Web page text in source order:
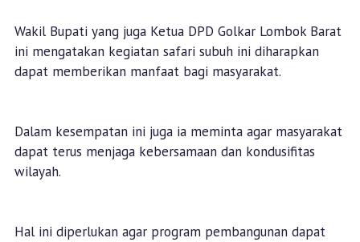
Wakil Bupati yang juga Ketua DPD Golkar Lombok Barat
ini mengatakan kegiatan safari subuh ini diharapkan
dapat memberikan manfaat bagi masyarakat.
Dalam kesempatan ini juga ia meminta agar masyarakat
dapat terus menjaga kebersamaan dan kondusifitas
wilayah.
Hal ini diperlukan agar program pembangunan dapat